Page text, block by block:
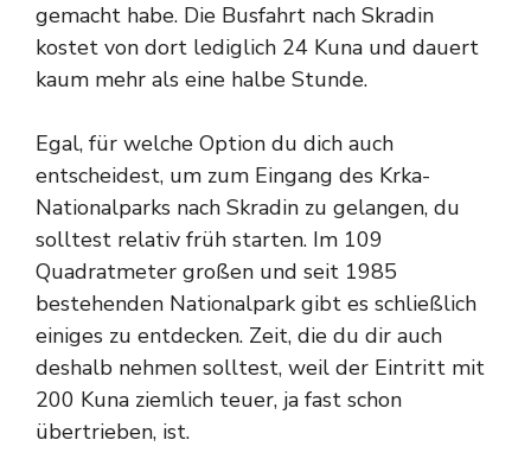
gemacht habe. Die Busfahrt nach Skradin
kostet von dort lediglich 24 Kuna und dauert
kaum mehr als eine halbe Stunde.
Egal, für welche Option du dich auch
entscheidest, um zum Eingang des Krka-
Nationalparks nach Skradin zu gelangen, du
solltest relativ früh starten. Im 109
Quadratmeter großen und seit 1985
bestehenden Nationalpark gibt es schließlich
einiges zu entdecken. Zeit, die du dir auch
deshalb nehmen solltest, weil der Eintritt mit
200 Kuna ziemlich teuer, ja fast schon
übertrieben, ist.